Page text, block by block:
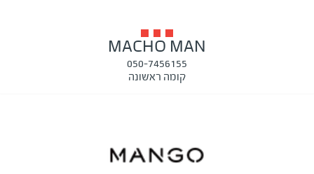
MACHO MAN
050-7456155
קומה ראשונה